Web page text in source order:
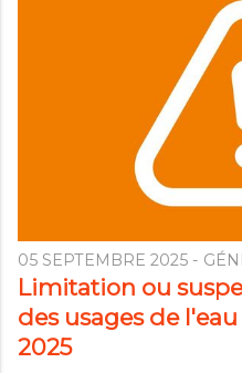
05 SEPTEMBRE 2025 -
Limitation ou
des usages de
2025